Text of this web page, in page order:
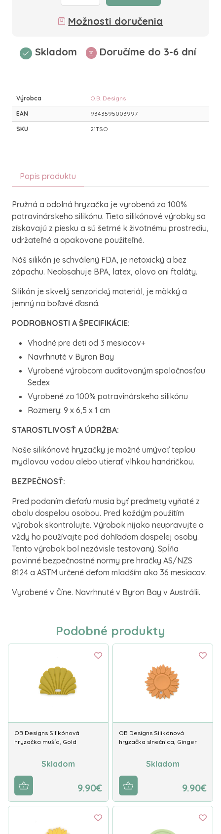
Možnosti doručenia
Skladom Doručíme do 3-6 dní
Výrobca O.B. Designs
EAN 9343595003997
SKU 21TSO
Popis produktu
Pružná a odolná hryzačka je vyrobená zo 100%
potravinárskeho silikónu. Tieto silikónové výrobky sa
získavajú z piesku a sú šetrné k životnému prostrediu,
udržateľné a opakovane použiteľné.
Náš silikón je schválený FDA, je netoxický a bez
zápachu. Neobsahuje BPA, latex, olovo ani ftaláty.
Silikón je skvelý senzorický materiál, je mäkký a
jemný na boľavé ďasná.
PODROBNOSTI A ŠPECIFIKÁCIE:
Vhodné pre deti od 3 mesiacov+
Navrhnuté v Byron Bay
Vyrobené výrobcom auditovaným spoločnosťou
Sedex
Vyrobené zo 100% potravinárskeho silikónu
Rozmery: 9 x 6,5 x 1 cm
STAROSTLIVOSŤ A ÚDRŽBA:
Naše silikónové hryzačky je možné umývať teplou
mydlovou vodou alebo utierať vlhkou handričkou.
BEZPEČNOSŤ:
Pred podaním dieťaťu musia byť predmety vyňaté z
obalu dospelou osobou. Pred každým použitím
výrobok skontrolujte. Výrobok nijako neupravujte a
vždy ho používajte pod dohľadom dospelej osoby.
Tento výrobok bol nezávisle testovaný. Spĺňa
povinné bezpečnostné normy pre hračky AS/NZS
8124 a ASTM určené deťom mladším ako 36 mesiacov.
Vyrobené v Číne. Navrhnuté v Byron Bay v Austrálii.
Podobné produkty
OB Designs Silikónová
hryzačka mušľa, Gold
Skladom
9.90€
OB Designs Silikónová
hryzačka slnečnica, Ginger
Skladom
9.90€